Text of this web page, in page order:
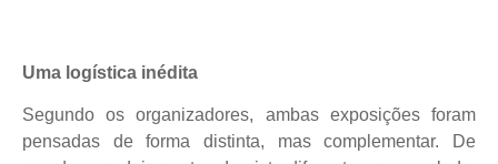
Uma logística inédita
Segundo os organizadores, ambas exposições foram
pensadas de forma distinta, mas complementar. De